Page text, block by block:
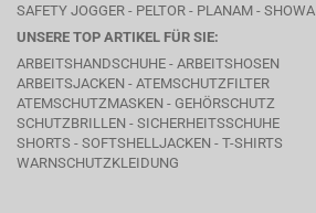
SAFETY JOGGER - PELTOR - PLANAM - SHOWA
UNSERE TOP ARTIKEL FÜR SIE:
ARBEITSHANDSCHUHE - ARBEITSHOSEN
ARBEITSJACKEN - ATEMSCHUTZFILTER
ATEMSCHUTZMASKEN - GEHÖRSCHUTZ
SCHUTZBRILLEN - SICHERHEITSSCHUHE
SHORTS - SOFTSHELLJACKEN - T-SHIRTS
WARNSCHUTZKLEIDUNG